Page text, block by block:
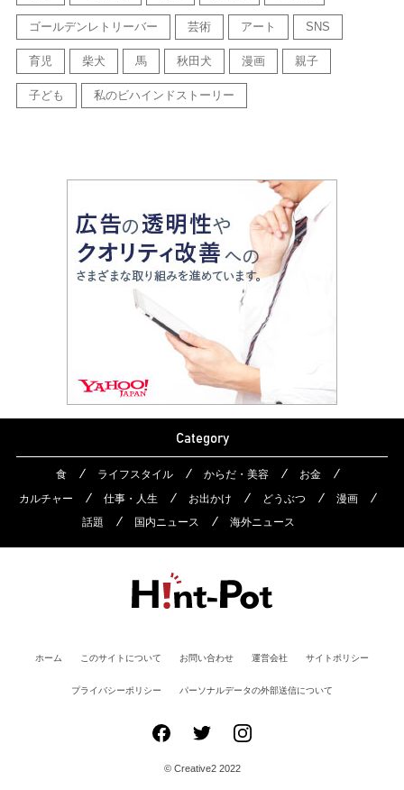
ゴールデンレトリーバー 芸術 アート SNS
育児 柴犬 馬 秋田犬 漫画 親子
子ども 私のビハインドストーリー
Category
食 ライフスタイル からだ・美容
お金
カルチャー
仕事・人生 お出かけ どうぶつ
漫画
話題
国内ニュース 海外ニュース
ホーム このサイトについて お問い合わせ 運営会社 サイトポリシー
プライバシーポリシー パーソナルデータの外部送信について
© Creative2 2022